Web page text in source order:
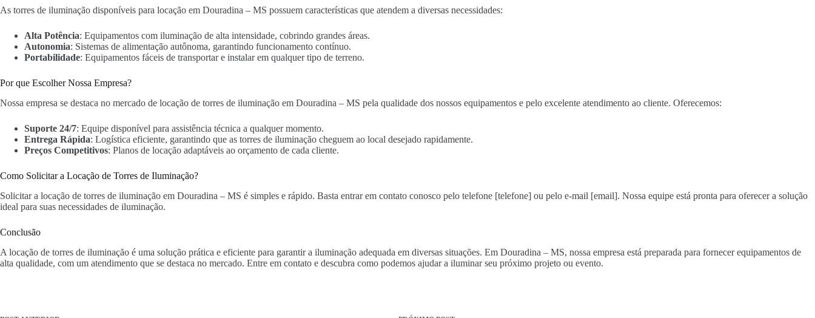
As torres de iluminação disponíveis para locação em Douradina – MS possuem características que atendem a diversas necessidades:
Alta Potência: Equipamentos com iluminação de alta intensidade, cobrindo grandes áreas.
Autonomia: Sistemas de alimentação autônoma, garantindo funcionamento contínuo.
Portabilidade: Equipamentos fáceis de transportar e instalar em qualquer tipo de terreno.
Por que Escolher Nossa Empresa?
Nossa empresa se destaca no mercado de locação de torres de iluminação em Douradina – MS pela qualidade dos nossos equipamentos e pelo excelente atendimento ao cliente. Oferecemos:
Suporte 24/7: Equipe disponível para assistência técnica a qualquer momento.
Entrega Rápida: Logística eficiente, garantindo que as torres de iluminação cheguem ao local desejado rapidamente.
Preços Competitivos: Planos de locação adaptáveis ao orçamento de cada cliente.
Como Solicitar a Locação de Torres de Iluminação?
Solicitar a locação de torres de iluminação em Douradina – MS é simples e rápido. Basta entrar em contato conosco pelo telefone [telefone] ou pelo e-mail [email]. Nossa equipe está pronta para oferecer a solução
ideal para suas necessidades de iluminação.
Conclusão
A locação de torres de iluminação é uma solução prática e eficiente para garantir a iluminação adequada em diversas situações. Em Douradina – MS, nossa empresa está preparada para fornecer equipamentos de
alta qualidade, com um atendimento que se destaca no mercado. Entre em contato e descubra como podemos ajudar a iluminar seu próximo projeto ou evento.